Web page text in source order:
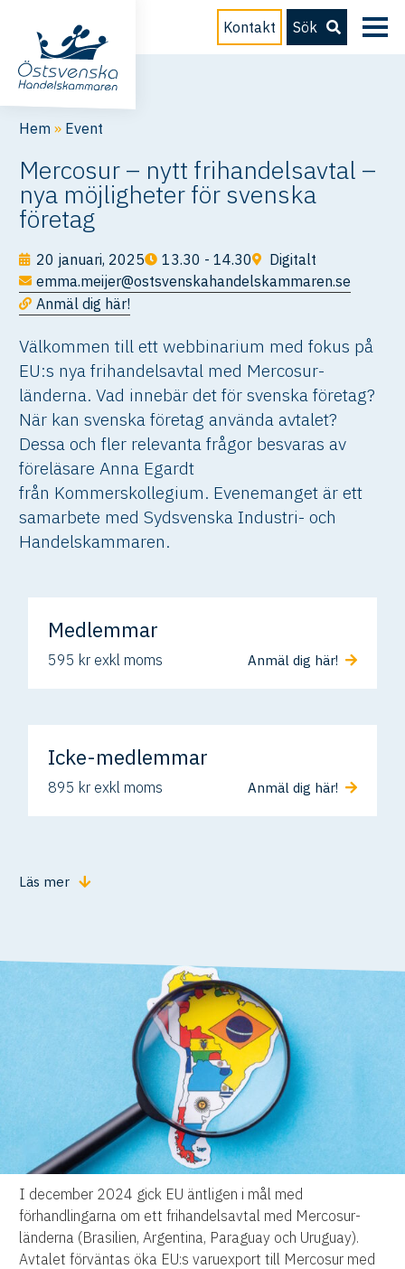
Kontakt Sök
Hem » Event
Mercosur – nytt frihandelsavtal –
nya möjligheter för svenska
företag
20 januari, 2025 13.30 - 14.30
Digitalt
emma.meijer@ostsvenskahandelskammaren.se
Anmäl dig här!
Välkommen till ett webbinarium med fokus på
EU:s nya frihandelsavtal med Mercosur-
länderna. Vad innebär det för svenska företag?
När kan svenska företag använda avtalet?
Dessa och fler relevanta frågor besvaras av
föreläsare Anna Egardt
från Kommerskollegium. Evenemanget är ett
samarbete med Sydsvenska Industri- och
Handelskammaren.
Medlemmar
595 kr exkl moms Anmäl dig här!
Icke-medlemmar
895 kr exkl moms Anmäl dig här!
Läs mer
I december 2024 gick EU äntligen i mål med
förhandlingarna om ett frihandelsavtal med Mercosur-
länderna (Brasilien, Argentina, Paraguay och Uruguay).
Avtalet förväntas öka EU:s varuexport till Mercosur med